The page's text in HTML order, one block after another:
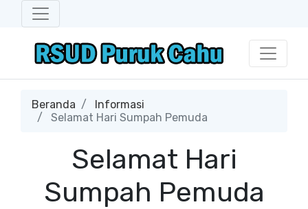
Beranda
Informasi
Selamat Hari Sumpah Pemuda
Selamat Hari
Sumpah Pemuda